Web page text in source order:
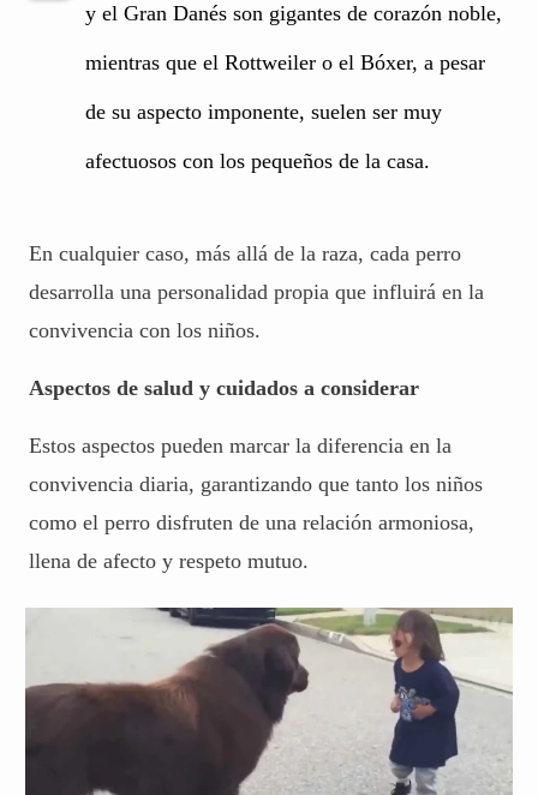
y el Gran Danés son gigantes de corazón noble,
mientras que el Rottweiler o el Bóxer, a pesar
de su aspecto imponente, suelen ser muy
afectuosos con los pequeños de la casa.
En cualquier caso, más allá de la raza, cada perro
desarrolla una personalidad propia que influirá en la
convivencia con los niños.
Aspectos de salud y cuidados a considerar
Estos aspectos pueden marcar la diferencia en la
convivencia diaria, garantizando que tanto los niños
como el perro disfruten de una relación armoniosa,
llena de afecto y respeto mutuo.